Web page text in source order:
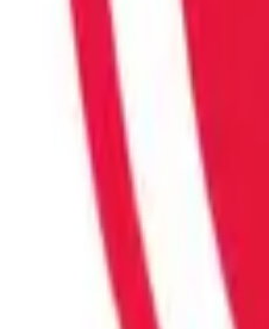
Cinsel Bilgiler
ve fantezilerin özgürce